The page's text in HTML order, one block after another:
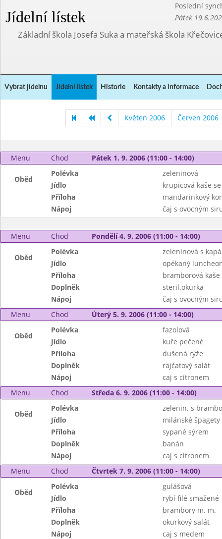
Jídelní lístek
Poslední
Pátek
Základní škola Josefa Suka a mateřská škola
Vybrat jídelnu Jídelní lístek Historie Kontakty a informace
Květen 2006 Červen 2006
Menu Chod Pátek 1. 9. 2006 (11:00 - 14:00)
Oběd
Polévka
zeleninová
Jídlo
krupicová kaše
Příloha
mandarinkový
Nápoj
čaj s ovocným
Menu Chod Pondělí 4. 9. 2006 (11:00 - 14:00)
Oběd
Polévka
zeleninová s
Jídlo
opékaný
Příloha
bramborová kaše
Doplněk
steril.okurka
Nápoj
čaj s ovocným
Menu
Chod Úterý 5. 9. 2006 (11:00 - 14:00)
Oběd
Polévka
fazolová
Jídlo
kuře pečené
Příloha
dušená rýže
Doplněk
rajčatový salát
Nápoj
caj s citronem
Menu
Chod Středa 6. 9. 2006 (11:00 - 14:00)
Oběd
Polévka
zelenin. s
Jídlo
milánské
Příloha
sypané sýrem
Doplněk
banán
Nápoj
caj s citronem
Menu
Chod Čtvrtek 7. 9. 2006 (11:00 - 14:00)
Oběd
Polévka
gulášová
Jídlo
rybí filé smažené
Příloha
brambory m. m.
Doplněk
okurkový salát
Nápoj
caj s medem